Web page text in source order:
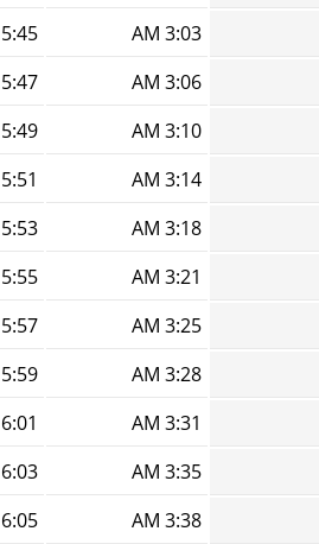
3:03 AM
5:45 AM
3:06 AM
5:47 AM
3:10 AM
5:49 AM
3:14 AM
5:51 AM
3:18 AM
5:53 AM
3:21 AM
5:55 AM
3:25 AM
5:57 AM
3:28 AM
5:59 AM
3:31 AM
6:01 AM
3:35 AM
6:03 AM
3:38 AM
6:05 AM